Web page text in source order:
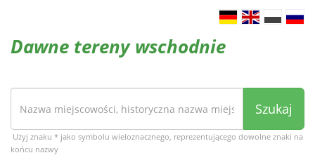
Dawne tereny wschodnie
Szukaj
Użyj znaku * jako symbolu wieloznacznego, reprezentującego dowolne znaki na
końcu nazwy